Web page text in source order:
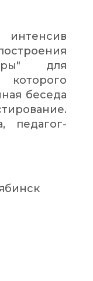
для
беседа
педагог-